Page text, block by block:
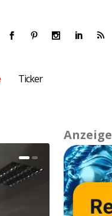
Ticker
Anzeige